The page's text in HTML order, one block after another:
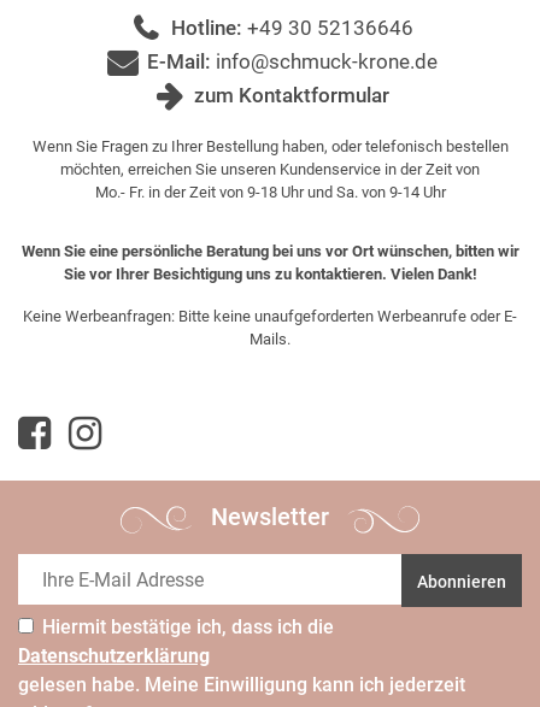
Hotline: +49 30 52136646
E-Mail: info@schmuck-krone.de
zum Kontaktformular
Wenn Sie Fragen zu Ihrer Bestellung haben, oder telefonisch bestellen
möchten, erreichen Sie unseren Kundenservice in der Zeit von
Mo.- Fr. in der Zeit von 9-18 Uhr und Sa. von 9-14 Uhr
Wenn Sie eine persönliche Beratung bei uns vor Ort wünschen, bitten wir
Sie vor Ihrer Besichtigung uns zu kontaktieren. Vielen Dank!
Keine Werbeanfragen: Bitte keine unaufgeforderten Werbeanrufe oder E-
Mails.
Newsletter
Abonnieren
Hiermit bestätige ich, dass ich die
Daten­schutz­erklärung
gelesen habe. Meine Einwilligung kann ich jederzeit